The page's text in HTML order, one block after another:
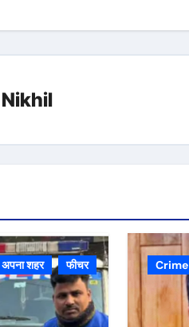
Nikhil
अपना शहर फीचर Crime